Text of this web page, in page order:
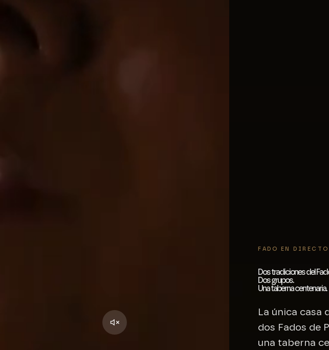
FADO EN
Dos tradiciones del
Dos grupos.
Una taberna centenaria.
La única casa
dos Fados de
una taberna